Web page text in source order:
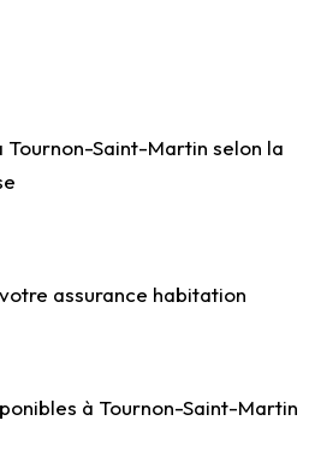
Saint-Martin selon la
assurance habitation
à Tournon-Saint-Martin